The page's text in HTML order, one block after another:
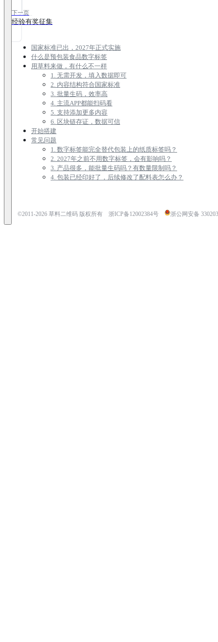
下一页
经验有奖征集
国家标准已出，2027年正式实施
什么是预包装食品数字标签
用草料来做，有什么不一样
1. 无需开发，填入数据即可
2. 内容结构符合国家标准
3. 批量生码，效率高
4. 主流APP都能扫码看
5. 支持添加更多内容
6. 区块链存证，数据可信
开始搭建
常见问题
1. 数字标签能完全替代包装上的纸质标签吗？
2. 2027年之前不用数字标签，会有影响吗？
3. 产品很多，能批量生码吗？有数量限制吗？
4. 包装已经印好了，后续修改了配料表怎么办？
©2011-2026草料二维码 版权所有 浙ICP备12002384号 浙公网安备